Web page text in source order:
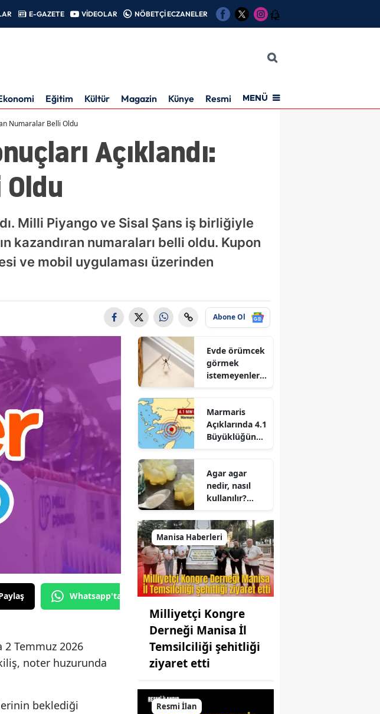
E-GAZETE VİDEOLAR NÖBETÇİ ECZANELER 12
Eğitim Kültür Magazin Künye Resmi İlanMENÜ
Numaralar Belli Oldu
Açıklandı:
Milli Piyango ve Sisal Şans iş birliğiyle
numaraları belli oldu. Kupon
ve mobil uygulaması üzerinden
Abone Ol
Whatsapp'tan Gönder
2 Temmuz 2026
noter huzurunda
beklediği
Evde örümcek
görmek
istemeyenler
eve girişini
azaltan 3
yöntem
Marmaris
Açıklarında 4.1
Büyüklüğünde
Bektaş Asıl
Riski Açıkladı
Agar agar
nedir, nasıl
kullanılır?
nerede satılır?
Manisa Haberleri
Milliyetçi Kongre
Derneği Manisa İl
Temsilciliği şehitliği
ziyaret etti
Resmi İlan